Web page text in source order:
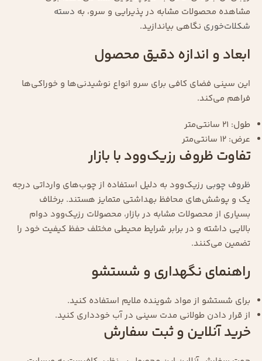
مشاهده محصولات مشابه در پذیرایی و سرو، به دسته
شکلات‌خوری نگاهی بیاندازید.
ابعاد و اندازه دقیق محصول
این سینی فضای کافی برای سرو انواع نوشیدنی‌ها و خوراکی‌ها
فراهم می‌کند.
طول: 21 سانتی‌متر
عرض: 12 سانتی‌متر
تفاوت ظروف رزیک‌وود با بازار
ظروف چوبی رزیک‌وود به دلیل استفاده از چوب‌های وارداتی درجه
یک و پوشش‌های محافظ بهداشتی متمایز هستند. برخلاف
بسیاری از محصولات مشابه در بازار، محصولات رزیک‌وود دوام
بالایی داشته و در برابر شرایط محیطی مختلف حفظ کیفیت خود را
تضمین می‌کنند.
راهنمای نگهداری و شستشو
برای شستشو از مواد شوینده ملایم استفاده کنید.
از قرار دادن طولانی مدت سینی در آب خودداری کنید.
خرید آنلاین و ثبت سفارش